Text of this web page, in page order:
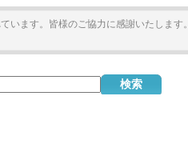
います。皆様のご協力に感謝いたします。